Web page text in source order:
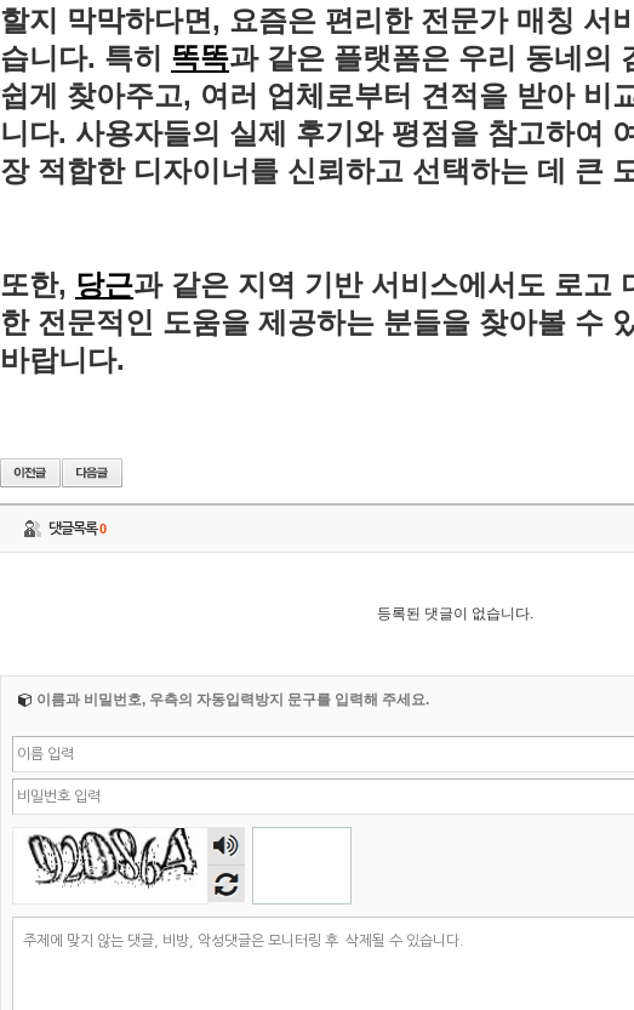
할지 막막하다면, 요즘은 편리한 전문가 매칭 서
습니다. 특히 똑똑과 같은 플랫폼은 우리 동네의
쉽게 찾아주고, 여러 업체로부터 견적을 받아 비
니다. 사용자들의 실제 후기와 평점을 참고하여
장 적합한 디자이너를 신뢰하고 선택하는 데 큰
또한, 당근과 같은 지역 기반 서비스에서도 로고
한 전문적인 도움을 제공하는 분들을 찾아볼 수
바랍니다.
댓글목록0
등록된 댓글이 없습니다.
이름과 비밀번호, 우측의 자동입력방지 문구를 입력해 주세요.
숫자
음성
듣기